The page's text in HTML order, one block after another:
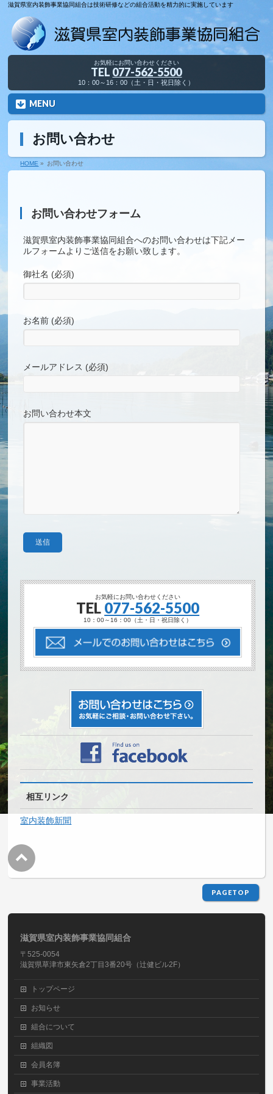
滋賀県室内装飾事業協同組合は技術研修などの組合活動を精力的に実施しています
お気軽にお問い合わせください
TEL 077-562-5500
10：00～16：00（土・日・祝日除く）
MENU
お問い合わせ
HOME » お問い合わせ
お問い合わせフォーム
滋賀県室内装飾事業協同組合へのお問い合わせは下記メー
ルフォームよりご送信をお願い致します。
御社名 (必須)
お名前 (必須)
メールアドレス (必須)
お問い合わせ本文
お気軽にお問い合わせください
TEL 077-562-5500
10：00～16：00（土・日・祝日除く）
相互リンク
室内装飾新聞
PAGETOP
滋賀県室内装飾事業協同組合
〒525-0054
滋賀県草津市東矢倉2丁目3番20号（辻健ビル2F）
トップページ
お知らせ
組合について
組織図
会員名簿
事業活動